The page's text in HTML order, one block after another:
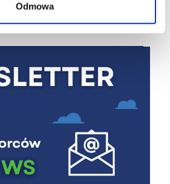
Odmowa
R E K L A M A